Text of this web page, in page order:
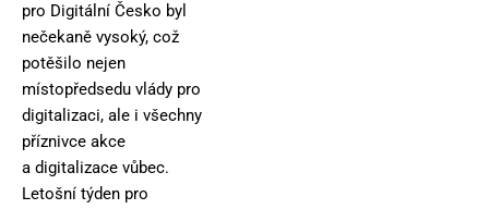
pro Digitální Česko byl
nečekaně vysoký, což
potěšilo nejen
místopředsedu vlády pro
digitalizaci, ale i všechny
příznivce akce
a digitalizace vůbec.
Letošní týden pro